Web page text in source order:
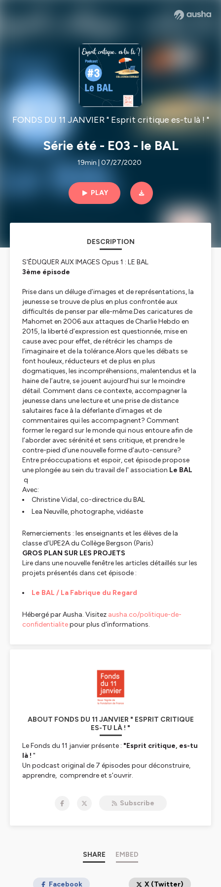
FONDS DU 11 JANVIER " Esprit critique es-tu là ! "
Série été - E03 - le BAL
19min | 07/27/2020
PLAY
DESCRIPTION
S'ÉDUQUER AUX IMAGES Opus 1 : LE BAL
3ème épisode
Prise dans un déluge d’images et de représentations, la
jeunesse se trouve de plus en plus confrontée aux
difficultés de penser par elle-même.Des caricatures de
Mahomet en 2006 aux attaques de Charlie Hebdo en
2015, la liberté d’expression est questionnée, mise en
cause avec pour effet, de rétrécir les champs de
l’imaginaire et de la tolérance.Alors que les débats se
font houleux, réducteurs et de plus en plus
dogmatiques, les incompréhensions, malentendus et la
haine de l’autre, se jouent aujourd’hui sur le moindre
détail. Comment dans ce contexte, accompagner la
jeunesse dans une lecture et une prise de distance
salutaires face à la déferlante d’images et de
commentaires qui les accompagnent? Comment
former le regard sur le monde qui nous entoure afin de
l’aborder avec sérénité et sens critique, et prendre le
contre-pied d’une nouvelle forme d’auto-censure?
Entre préoccupations et espoir, cet épisode propose
une plongée au sein du travail de l' association Le BAL
q
Avec:
Christine Vidal, co-directrice du BAL
Lea Neuville, photographe, vidéaste
Remerciements : les enseignants et les élèves de la
classe d’UPE2A du Collège Bergson (Paris)
GROS PLAN SUR LES PROJETS
Lire dans une nouvelle fenêtre les articles détaillés sur les
projets présentés dans cet épisode :
Le BAL / La Fabrique du Regard
Hébergé par Ausha. Visitez ausha.co/politique-de-
confidentialitepour plus d'informations.
ABOUT FONDS DU 11 JANVIER " ESPRIT CRITIQUE
ES-TU LÀ ! "
Le Fonds du 11 janvier présente : "Esprit critique, es-tu
là ! "
Un podcast original de 7 épisodes pour déconstruire,
apprendre, comprendre et s'ouvrir.
l'influence des réseaux sociaux, l'enfermement
documentaire nous emmène aux quatre coins de la
France, à la rencontre d'acteurs engagés. Une occasion
sur le terrain, souvent dans l'ombre, pour que la
Subscribe
SHARE EMBED
Facebook X (Twitter)